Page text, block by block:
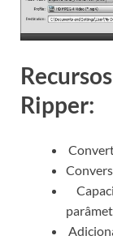
Ripper: